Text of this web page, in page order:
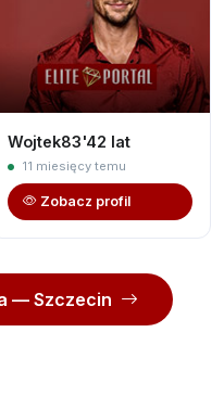
Wojtek83'42 lat
11 miesięcy temu
Zobacz profil
— Szczecin